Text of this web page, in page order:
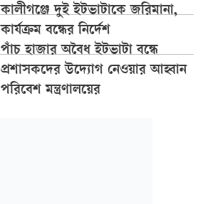
কালীগঞ্জে দুই ইটভাটাকে জরিমানা,
কার্যক্রম বন্ধের নির্দেশ
পাঁচ হাজার অবৈধ ইটভাটা বন্ধে
প্রশাসকদের উদ্যোগ নেওয়ার আহ্বান
পরিবেশ মন্ত্রণালয়ের